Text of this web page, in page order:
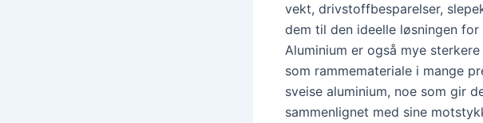
vekt, drivstoffbesparelser,
dem til den ideelle løsningen
Aluminium er også mye
som rammemateriale i mange
sveise aluminium, noe som gir
sammenlignet med sine